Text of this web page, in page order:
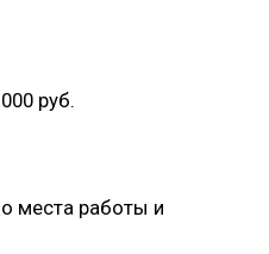
руб.
места работы и